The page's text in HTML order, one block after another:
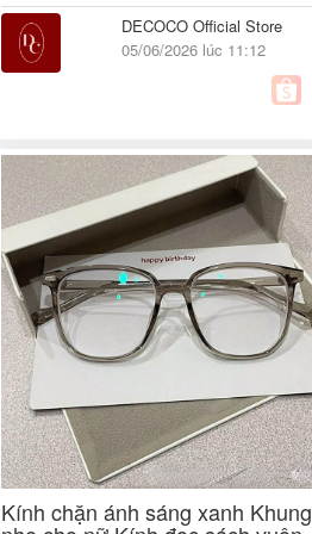
DECOCO Official Store
05/06/2026 lúc 11:12
Kính chặn ánh sáng xanh Khung